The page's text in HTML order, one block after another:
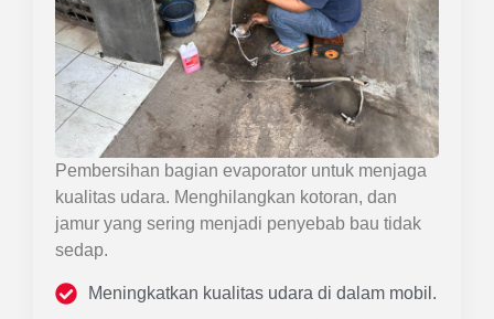
Pembersihan bagian evaporator untuk menjaga
kualitas udara. Menghilangkan kotoran, dan
jamur yang sering menjadi penyebab bau tidak
sedap.
Meningkatkan kualitas udara di dalam mobil.